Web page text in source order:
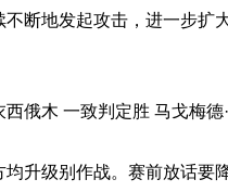
断地发起攻击，进一步扩
俄木 一致判定胜 马戈梅德
均升级别作战。赛前放话要